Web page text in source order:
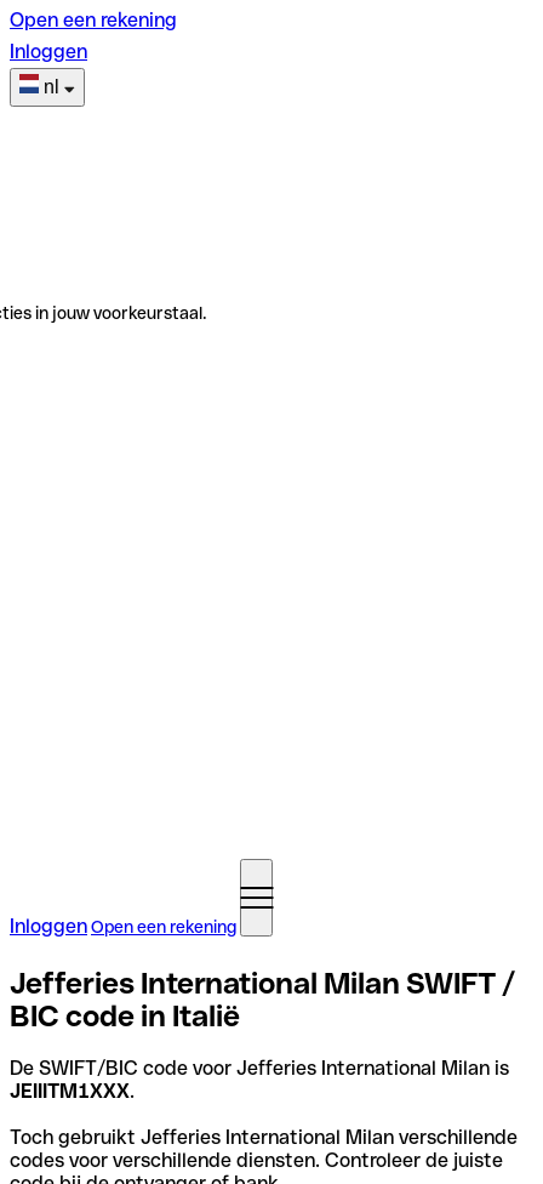
Open een rekening
Inloggen
nl
in jouw voorkeurstaal.
InloggenOpen een rekening
Jefferies International Milan SWIFT /
BIC code in Italië
De SWIFT/BIC code voor Jefferies International Milan is
JEIIITM1XXX.
Toch gebruikt Jefferies International Milan verschillende
codes voor verschillende diensten. Controleer de juiste